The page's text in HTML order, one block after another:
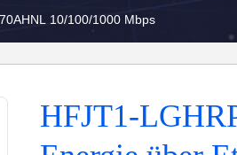
10/100/1000 Mbps
HFJT1-